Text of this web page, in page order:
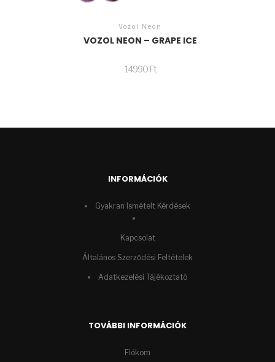
Vozol Neon
VOZOL NEON – GRAPE ICE
14990 Ft
INFORMÁCIÓK
Gyakran Ismételt Kérdések
Kapcsolat
Általános Szerződési Feltételek
Adatkezelési Tájékoztató
TOVÁBBI INFORMÁCIÓK
Fiókom